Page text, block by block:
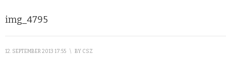
img_4795
12. SEPTEMBER 2013 17:55 \ BY CSZ